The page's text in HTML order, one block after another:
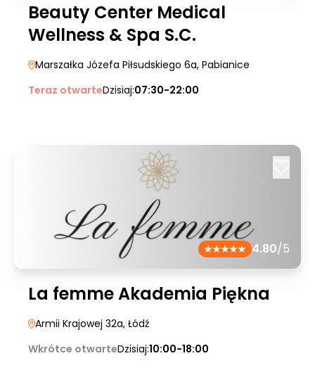
Beauty Center Medical
Wellness & Spa S.C.
Marszałka Józefa Piłsudskiego 6a, Pabianice
Teraz otwarteDzisiaj:07:30-22:00
4.80/5
La femme Akademia Piękna
Armii Krajowej 32a, Łódź
Wkrótce otwarteDzisiaj:10:00-18:00